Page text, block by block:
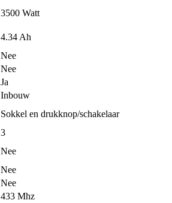
3500 Watt
4.34 Ah
Nee
Nee
Ja
Inbouw
Sokkel en drukknop/schakelaar
3
Nee
Nee
Nee
433 Mhz